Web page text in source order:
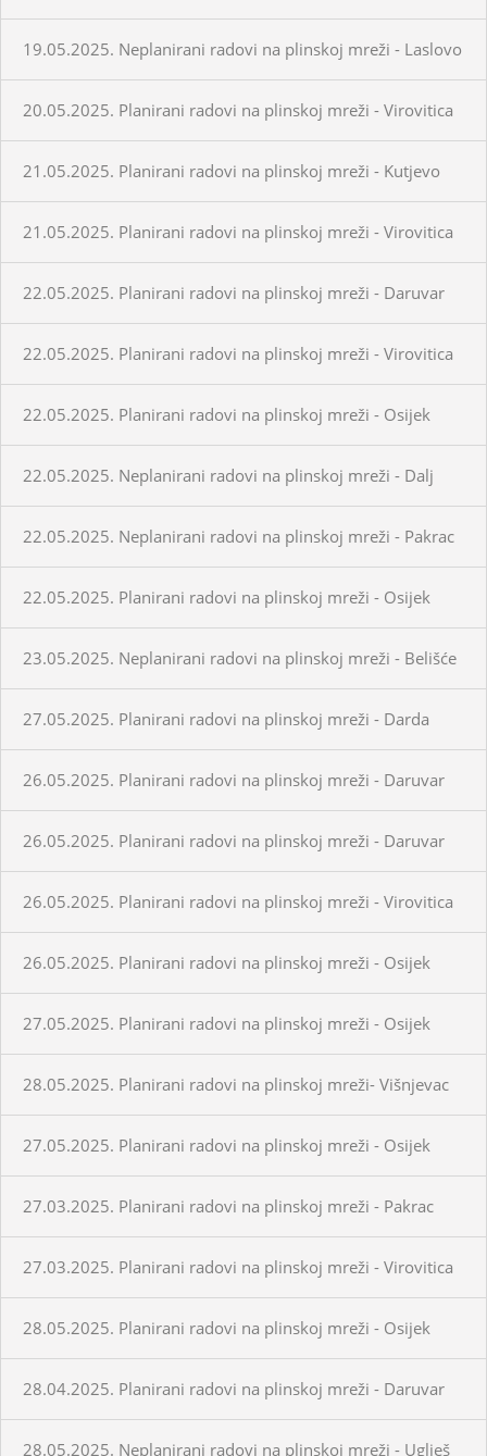
19.05.2025. Neplanirani radovi na plinskoj mreži - Laslovo
20.05.2025. Planirani radovi na plinskoj mreži - Virovitica
21.05.2025. Planirani radovi na plinskoj mreži - Kutjevo
21.05.2025. Planirani radovi na plinskoj mreži - Virovitica
22.05.2025. Planirani radovi na plinskoj mreži - Daruvar
22.05.2025. Planirani radovi na plinskoj mreži - Virovitica
22.05.2025. Planirani radovi na plinskoj mreži - Osijek
22.05.2025. Neplanirani radovi na plinskoj mreži - Dalj
22.05.2025. Neplanirani radovi na plinskoj mreži - Pakrac
22.05.2025. Planirani radovi na plinskoj mreži - Osijek
23.05.2025. Neplanirani radovi na plinskoj mreži - Belišće
27.05.2025. Planirani radovi na plinskoj mreži - Darda
26.05.2025. Planirani radovi na plinskoj mreži - Daruvar
26.05.2025. Planirani radovi na plinskoj mreži - Daruvar
26.05.2025. Planirani radovi na plinskoj mreži - Virovitica
26.05.2025. Planirani radovi na plinskoj mreži - Osijek
27.05.2025. Planirani radovi na plinskoj mreži - Osijek
28.05.2025. Planirani radovi na plinskoj mreži- Višnjevac
27.05.2025. Planirani radovi na plinskoj mreži - Osijek
27.03.2025. Planirani radovi na plinskoj mreži - Pakrac
27.03.2025. Planirani radovi na plinskoj mreži - Virovitica
28.05.2025. Planirani radovi na plinskoj mreži - Osijek
28.04.2025. Planirani radovi na plinskoj mreži - Daruvar
28.05.2025. Neplanirani radovi na plinskoj mreži - Uglješ